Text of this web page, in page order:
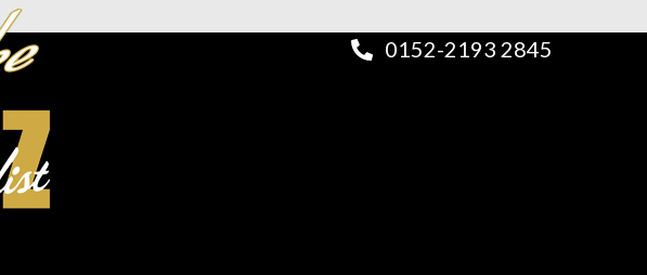
0152-2193 2845